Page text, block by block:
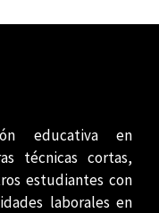
educativa en
técnicas cortas,
estudiantes con
laborales en